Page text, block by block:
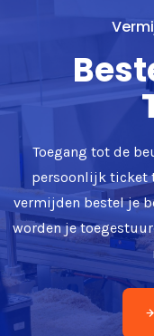
Toegang tot de
persoonlijk ticket
vermijden bestel je
worden je